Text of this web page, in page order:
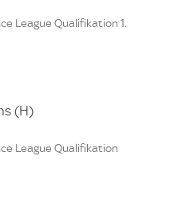
League Qualifikation 1.
(H)
League Qualifikation